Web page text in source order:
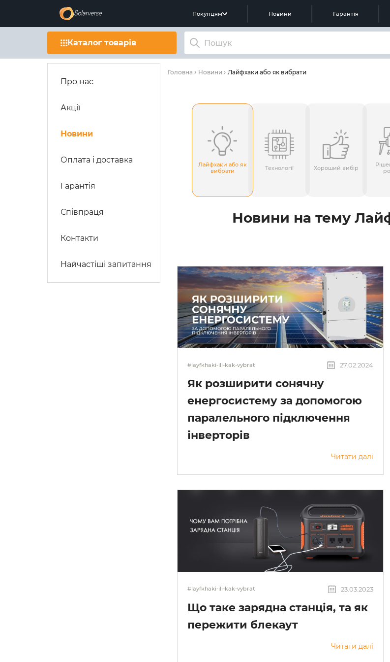
Покупцям Новини Гарантія
Каталог товарів
Про нас
Акції
Новини
Оплата і доставка
Гарантія
Співпраця
Контакти
Найчастіші запитання
Головна Новини Лайфхаки або як вибрати
Лайфхаки або як
вибрати
Технології Хороший вибір
Новини на тему
#layfkhaki-ili-kak-vybrat 27.02.2024
Як розширити сонячну
енергосистему за допомогою
паралельного підключення
інверторів
Читати далі
#layfkhaki-ili-kak-vybrat 23.03.2023
Що таке зарядна станція, та як
пережити блекаут
Читати далі